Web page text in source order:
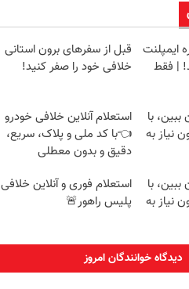
ایمپلنت
| فقط
قبل از سفرهای برون استانی
خلافی خود را صفر کنید!
با
نیاز به
استعلام آنلاین خلافی خودرو
👈با کد ملی و پلاک، سریع،
دقیق و بدون معطلی
با
نیاز به
استعلام فوری و آنلاین خلافی
پلیس راهور🚨
دیدگاه خوانندگان امروز